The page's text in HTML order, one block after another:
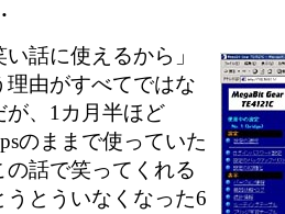
話に使えるから」
理由がすべてではな
が、1カ月半ほど
のままで使っていた
の話で笑ってくれる
うとういなくなった6